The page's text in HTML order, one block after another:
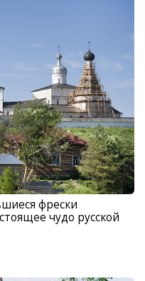
фрески
чудо русской